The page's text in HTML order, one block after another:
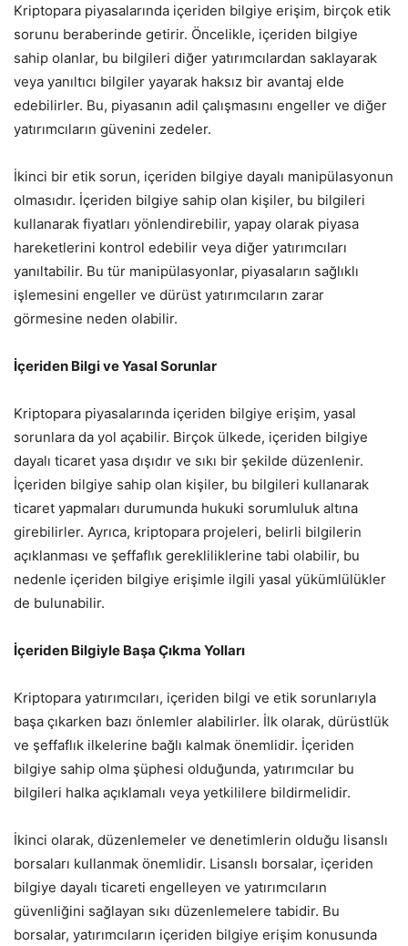
Kriptopara piyasalarında içeriden bilgiye erişim, birçok etik
sorunu beraberinde getirir. Öncelikle, içeriden bilgiye
sahip olanlar, bu bilgileri diğer yatırımcılardan saklayarak
veya yanıltıcı bilgiler yayarak haksız bir avantaj elde
edebilirler. Bu, piyasanın adil çalışmasını engeller ve diğer
yatırımcıların güvenini zedeler.
İkinci bir etik sorun, içeriden bilgiye dayalı manipülasyonun
olmasıdır. İçeriden bilgiye sahip olan kişiler, bu bilgileri
kullanarak fiyatları yönlendirebilir, yapay olarak piyasa
hareketlerini kontrol edebilir veya diğer yatırımcıları
yanıltabilir. Bu tür manipülasyonlar, piyasaların sağlıklı
işlemesini engeller ve dürüst yatırımcıların zarar
görmesine neden olabilir.
İçeriden Bilgi ve Yasal Sorunlar
Kriptopara piyasalarında içeriden bilgiye erişim, yasal
sorunlara da yol açabilir. Birçok ülkede, içeriden bilgiye
dayalı ticaret yasa dışıdır ve sıkı bir şekilde düzenlenir.
İçeriden bilgiye sahip olan kişiler, bu bilgileri kullanarak
ticaret yapmaları durumunda hukuki sorumluluk altına
girebilirler. Ayrıca, kriptopara projeleri, belirli bilgilerin
açıklanması ve şeffaflık gerekliliklerine tabi olabilir, bu
nedenle içeriden bilgiye erişimle ilgili yasal yükümlülükler
de bulunabilir.
İçeriden Bilgiyle Başa Çıkma Yolları
Kriptopara yatırımcıları, içeriden bilgi ve etik sorunlarıyla
başa çıkarken bazı önlemler alabilirler. İlk olarak, dürüstlük
ve şeffaflık ilkelerine bağlı kalmak önemlidir. İçeriden
bilgiye sahip olma şüphesi olduğunda, yatırımcılar bu
bilgileri halka açıklamalı veya yetkililere bildirmelidir.
İkinci olarak, düzenlemeler ve denetimlerin olduğu lisanslı
borsaları kullanmak önemlidir. Lisanslı borsalar, içeriden
bilgiye dayalı ticareti engelleyen ve yatırımcıların
güvenliğini sağlayan sıkı düzenlemelere tabidir. Bu
borsalar, yatırımcıların içeriden bilgiye erişim konusunda